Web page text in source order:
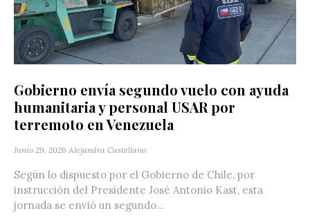
Gobierno envía segundo vuelo con ayuda
humanitaria y personal USAR por
terremoto en Venezuela
Junio 29, 2026 Alejandra Castellano
Según lo dispuesto por el Gobierno de Chile, por
instrucción del Presidente José Antonio Kast, esta
jornada se envió un segundo...